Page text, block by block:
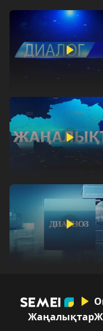
Жаңалықтар